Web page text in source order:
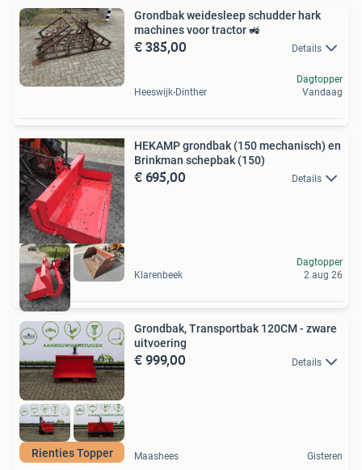
Grondbak weidesleep schudder hark
machines voor tractor 🚜
€ 385,00 Details
Heeswijk-Dinther
Dagtopper
Vandaag
HEKAMP grondbak (150 mechanisch) en
Brinkman schepbak (150)
€ 695,00 Details
Klarenbeek
Dagtopper
2 aug 26
Rienties Topper
Grondbak, Transportbak 120CM - zware
uitvoering
€ 999,00 Details
Maashees Gisteren